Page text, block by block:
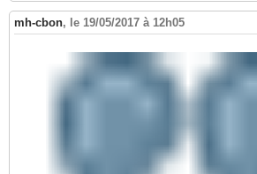
mh-cbon, le 19/05/2017 à 12h05